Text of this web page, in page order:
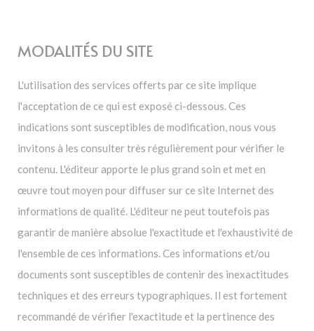
MODALITÉS DU SITE
L'utilisation des services offerts par ce site implique
l'acceptation de ce qui est exposé ci-dessous. Ces
indications sont susceptibles de modification, nous vous
invitons à les consulter très régulièrement pour vérifier le
contenu. L'éditeur apporte le plus grand soin et met en
œuvre tout moyen pour diffuser sur ce site Internet des
informations de qualité. L'éditeur ne peut toutefois pas
garantir de manière absolue l'exactitude et l'exhaustivité de
l'ensemble de ces informations. Ces informations et/ou
documents sont susceptibles de contenir des inexactitudes
techniques et des erreurs typographiques. Il est fortement
recommandé de vérifier l'exactitude et la pertinence des